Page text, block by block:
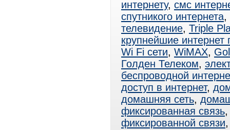
интернету, смс
спутникого интернета,
телевидение, Triple
крупнейшие интернет
Wi Fi сети, WiMAX,
Голден Телеком,
беспроводной
доступ в интернет,
домашняя сеть,
фиксированная связь
фиксированной связи